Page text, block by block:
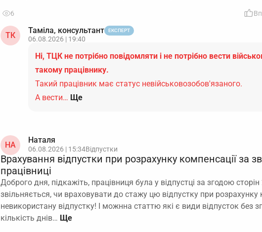
6
ТК
Таміла, консультант ЕКСПЕРТ
06.08.2026 | 19:40
Ні, ТЦК не потрібно повідомляти і не потрібно вести
такому працівнику.
Такий працівник має статус невійськовозобов'язаного.
А вести… Ще
НА
Наталя
06.08.2026 | 15:34Відпустки
Врахування відпустки при розрахунку компенсації за
працівниці
Доброго дня, підкажіть, працівниця була у відпустці за згодою
звільняється, чи враховувати до стажу цю відпустку при розрахунку
невикористану відпустку! І можнна статтю які є види відпусток без
кількість днів…